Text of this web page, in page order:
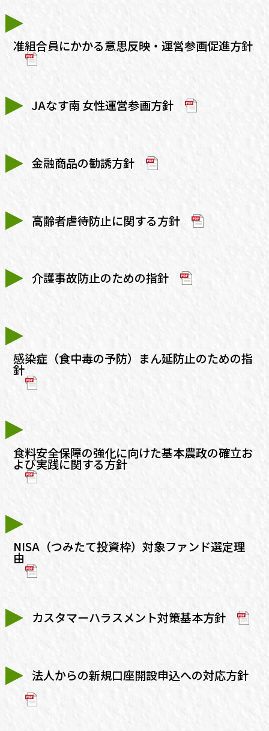
准組合員にかかる意思反映・運営参画促進方針
JAなす南 女性運営参画方針
金融商品の勧誘方針
高齢者虐待防止に関する方針
介護事故防止のための指針
感染症（食中毒の予防）まん延防止のための指
針
食料安全保障の強化に向けた基本農政の確立お
よび実践に関する方針
NISA（つみたて投資枠）対象ファンド選定理
由
カスタマーハラスメント対策基本方針
法人からの新規口座開設申込への対応方針